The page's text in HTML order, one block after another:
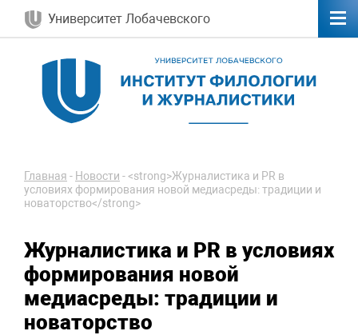
Университет Лобачевского
Главная - Новости -<strong>Журналистика и PR в
условиях формирования новой медиасреды: традиции и
новаторство</strong>
Журналистика и PR в условиях
формирования новой
медиасреды: традиции и
новаторство